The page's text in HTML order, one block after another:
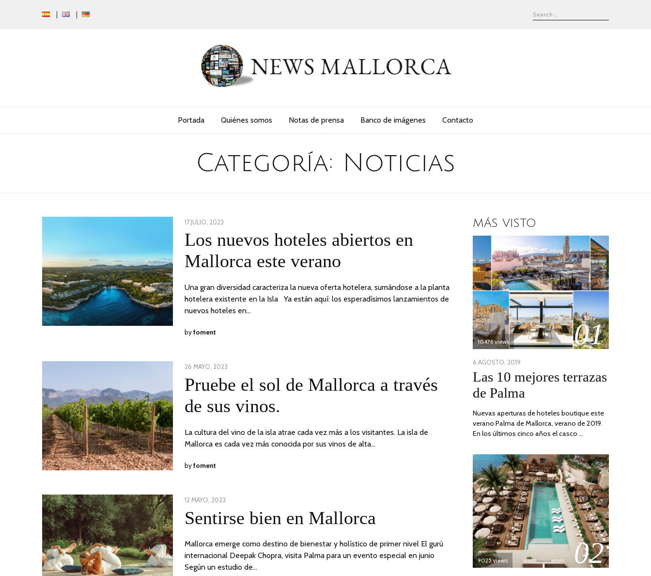
Portada Quiénes somos Notas de prensa Banco de imágenes Contacto
Categoría: Noticias
POSTED
ON
17 JULIO, 2023
Los nuevos hoteles abiertos en
Mallorca este verano
Una gran diversidad caracteriza la nueva oferta hotelera, sumándose a la planta
hotelera existente en la Isla Ya están aquí: los esperadísimos lanzamientos de
nuevos hoteles en…
byfoment
POSTED
ON
26 MAYO, 2023
Pruebe el sol de Mallorca a través
de sus vinos.
La cultura del vino de la isla atrae cada vez más a los visitantes. La isla de
Mallorca es cada vez más conocida por sus vinos de alta…
byfoment
POSTED
ON
12 MAYO, 2023
Sentirse bien en Mallorca
Mallorca emerge como destino de bienestar y holístico de primer nivel El gurú
internacional Deepak Chopra, visita Palma para un evento especial en junio
Según un estudio de…
MÁS VISTO
01
10476 views
POSTED
ON
6 AGOSTO, 2019
AGOSTO,
2019
Las 10 mejores terrazas
de Palma
Nuevas aperturas de hoteles boutique este
verano Palma de Mallorca, verano de 2019.
En los últimos cinco años el casco …
02
9025 views